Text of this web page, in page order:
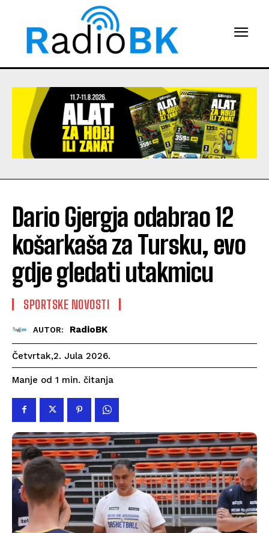
Dario Gjergja odabrao 12
košarkaša za Tursku, evo
gdje gledati utakmicu
SPORTSKE NOVOSTI
AUTOR: RadioBK
Četvrtak,2. Jula 2026.
Manje od 1 min. čitanja